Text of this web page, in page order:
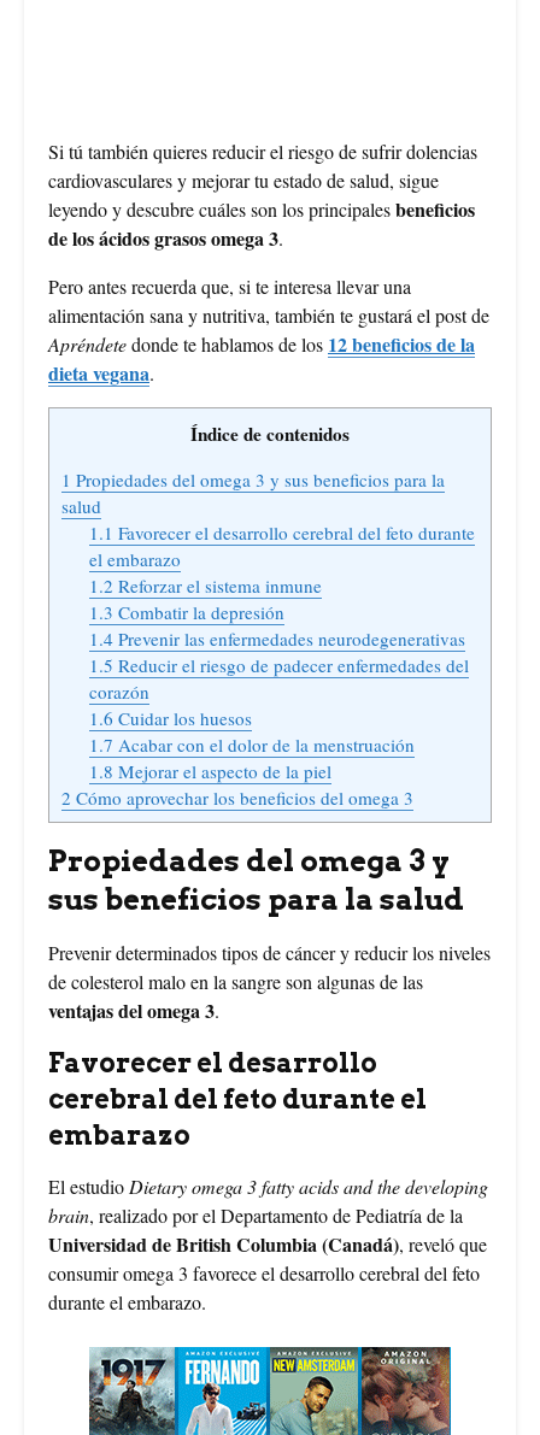
Si tú también quieres reducir el riesgo de sufrir dolencias
cardiovasculares y mejorar tu estado de salud, sigue
leyendo y descubre cuáles son los principalesbeneficios
de los ácidos grasos omega 3.
Pero antes recuerda que, si te interesa llevar una
alimentación sana y nutritiva, también te gustará el post de
Apréndetedonde te hablamos de los 12 beneficios de la
dieta vegana.
Índice de contenidos
1 Propiedades del omega 3 y sus beneficios para la
salud
1.1 Favorecer el desarrollo cerebral del feto durante
el embarazo
1.2 Reforzar el sistema inmune
1.3 Combatir la depresión
1.4Prevenir las enfermedades neurodegenerativas
1.5 Reducir el riesgo de padecer enfermedades del
corazón
1.6 Cuidar los huesos
1.7 Acabar con el dolor de la menstruación
1.8 Mejorar el aspecto de la piel
2 Cómo aprovechar los beneficios del omega 3
Propiedades del omega 3 y
sus beneficios para la salud
Prevenir determinados tipos de cáncer y reducir los niveles
de colesterol malo en la sangre son algunas de las
ventajas del omega 3.
Favorecer el desarrollo
cerebral del feto durante el
embarazo
El estudio Dietary omega 3 fatty acids and the developing
brain, realizado por el Departamento de Pediatría de la
Universidad de British Columbia (Canadá), reveló que
consumir omega 3 favorece el desarrollo cerebral del feto
durante el embarazo.